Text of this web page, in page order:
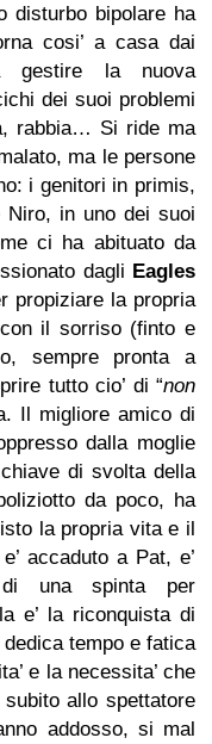
disturbo bipolare ha
cosi’ a casa dai
gestire la nuova
dei suoi problemi
rabbia… Si ride ma
ma le persone
i genitori in primis,
Niro, in uno dei suoi
ci ha abituato da
dagli Eagles
propiziare la propria
il sorriso (finto e
sempre pronta a
tutto cio’ di “non
Il migliore amico di
dalla moglie
di svolta della
da poco, ha
la propria vita e il
accaduto a Pat, e’
una spinta per
e’ la riconquista di
tempo e fatica
e la necessita’ che
subito allo spettatore
addosso, si mal